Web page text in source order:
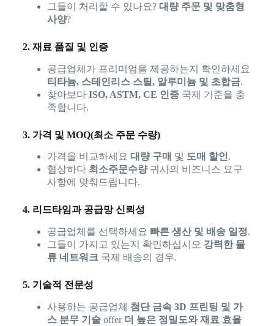
그들이 처리할 수 있나요? 대량 주문 및 맞춤형
사양?
2. 재료 품질 및 인증
공급업체가 프리미엄을 제공하는지 확인하세요
티타늄, 스테인리스 스틸, 알루미늄 및 초합금.
찾아보다 ISO, ASTM, CE 인증국제 기준을 충
족합니다.
3. 가격 및 MOQ(최소 주문 수량)
가격을 비교하세요 대량 구매 및 도매 할인.
협상하다 최소주문수량귀사의 비즈니스 요구
사항에 맞춰드립니다.
4. 리드타임과 공급망 신뢰성
공급업체를 선택하세요 빠른 생산 및 배송 일정.
그들이 가지고 있는지 확인하십시오 강력한 물
류 네트워크국제 배송의 경우.
5. 기술적 전문성
사용하는 공급업체 첨단 금속 3D 프린팅 및 가
스 분무 기술offer 더 높은 정밀도와 재료 효율